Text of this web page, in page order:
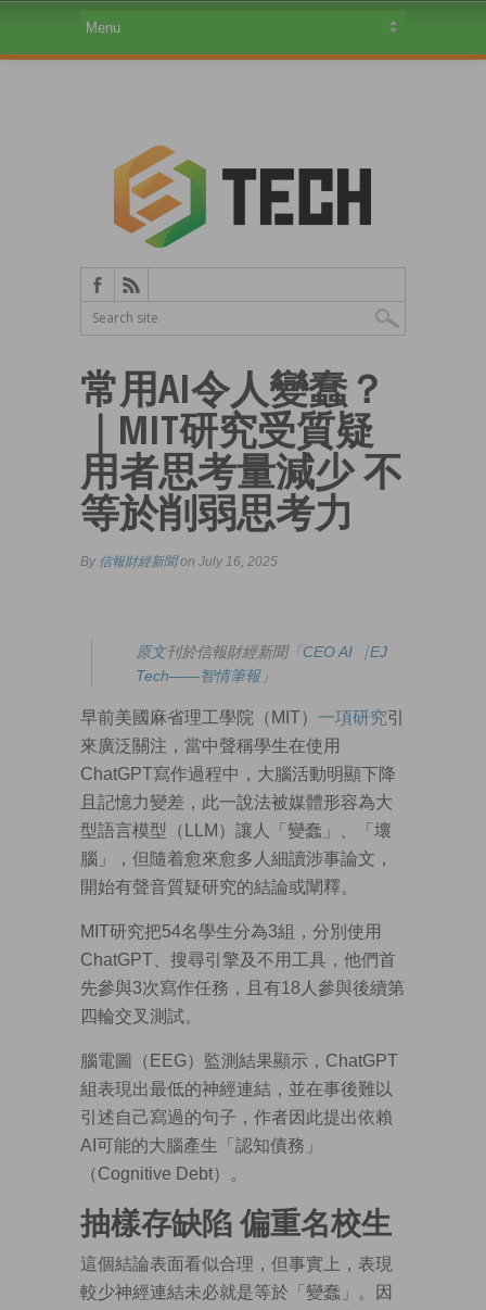
常用AI令人變蠢？
｜MIT研究受質疑
用者思考量減少 不
等於削弱思考力
By 信報財經新聞on July 16, 2025
原文刊於信報財經新聞「CEO AI⎹ EJ
Tech——智情筆報」
早前美國麻省理工學院（MIT） 一項研究引
來廣泛關注，當中聲稱學生在使用
ChatGPT寫作過程中，大腦活動明顯下降
且記憶力變差，此一說法被媒體形容為大
型語言模型（LLM）讓人「變蠢」、「壞
腦」，但隨着愈來愈多人細讀涉事論文，
開始有聲音質疑研究的結論或闡釋。
MIT研究把54名學生分為3組，分別使用
ChatGPT、搜尋引擎及不用工具，他們首
先參與3次寫作任務，且有18人參與後續第
四輪交叉測試。
腦電圖（EEG）監測結果顯示，ChatGPT
組表現出最低的神經連結，並在事後難以
引述自己寫過的句子，作者因此提出依賴
AI可能的大腦產生「認知債務」
（Cognitive Debt）。
抽樣存缺陷 偏重名校生
這個結論表面看似合理，但事實上，表現
較少神經連結未必就是等於「變蠢」。因